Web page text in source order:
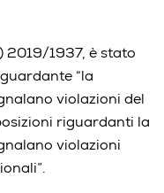
2019/1937, è stato
“la
violazioni del
riguardanti la
violazioni